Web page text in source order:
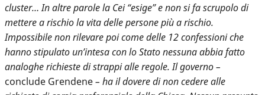
cluster… In altre parole la Cei “esige” e non si fa scrupolo di
mettere a rischio la vita delle persone più a rischio.
Impossibile non rilevare poi come delle 12 confessioni che
hanno stipulato un’intesa con lo Stato nessuna abbia fatto
analoghe richieste di strappi alle regole. Il governo –
conclude Grendene– ha il dovere di non cedere alle